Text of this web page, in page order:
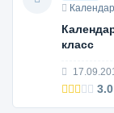
класс
3.0